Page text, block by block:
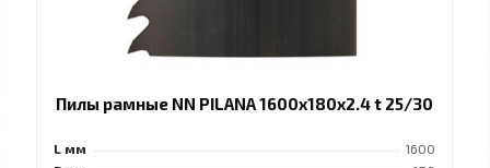
Пилы рамные NN PILANA 1600x180x2.4 t 25/30
L мм
1600